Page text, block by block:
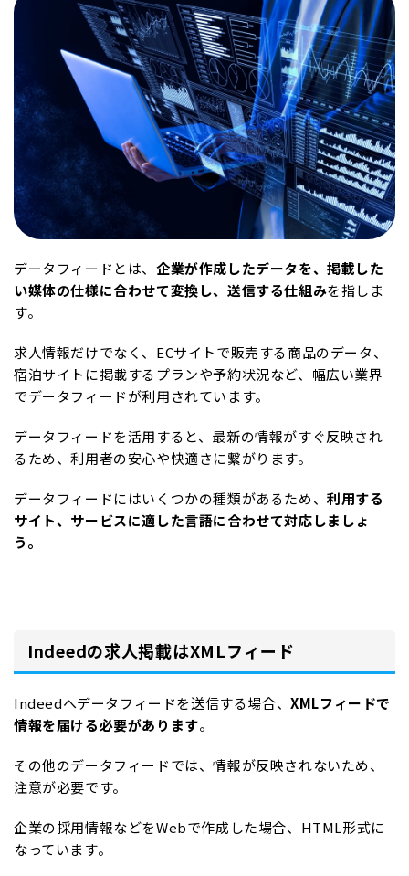
データフィードとは、 企業が作成したデータを、掲載した
い媒体の仕様に合わせて変換し、送信する仕組みを指しま
す。
求人情報だけでなく、ECサイトで販売する商品のデータ、
宿泊サイトに掲載するプランや予約状況など、幅広い業界
でデータフィードが利用されています。
データフィードを活用すると、最新の情報がすぐ反映され
るため、利用者の安心や快適さに繋がります。
データフィードにはいくつかの種類があるため、利用する
サイト、サービスに適した言語に合わせて対応しましょ
う。
Indeedの求人掲載はXMLフィード
Indeedへデータフィードを送信する場合、XMLフィードで
情報を届ける必要があります。
その他のデータフィードでは、情報が反映されないため、
注意が必要です。
企業の採用情報などをWebで作成した場合、HTML形式に
なっています。